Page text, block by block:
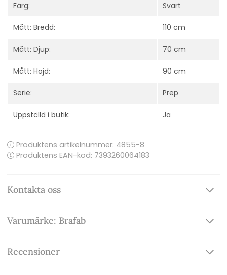
Färg: Svart
Mått: Bredd: 110 cm
Mått: Djup: 70 cm
Mått: Höjd: 90 cm
Serie: Prep
Uppställd i butik: Ja
Produktens artikelnummer: 4855-8
Produktens EAN-kod: 7393260064183
Kontakta oss
Varumärke: Brafab
Recensioner